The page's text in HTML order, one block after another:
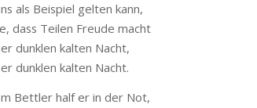
als Beispiel gelten kann,
dass Teilen Freude macht
dunklen kalten Nacht,
dunklen kalten Nacht.
Bettler half er in der Not,